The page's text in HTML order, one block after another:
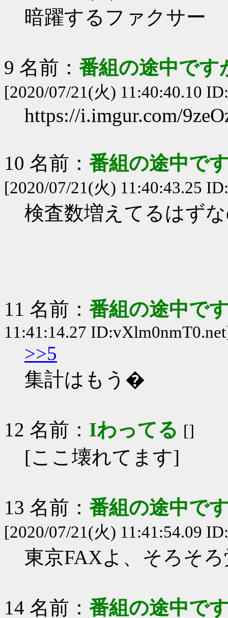
暗躍するファクサー
9 名前： 番組の途中で
[2020/07/21(火) 11:40:40.10
https://i.imgur.com/
10 名前： 番組の途中で
[2020/07/21(火) 11:40:43.25
検査数増えてるはず
11 名前： 番組の途中で
11:41:14.27
>>5
集計はもう�
12 名前： Iわってる []
[ここ壊れてます]
13 名前： 番組の途中で
[2020/07/21(火) 11:41:54.09
東京FAXよ、そろそ
14 名前： 番組の途中で